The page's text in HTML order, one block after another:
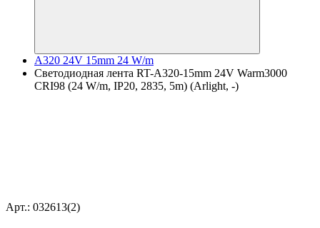
A320 24V 15mm 24 W/m
Светодиодная лента RT-A320-15mm 24V Warm3000
CRI98 (24 W/m, IP20, 2835, 5m) (Arlight, -)
Арт.: 032613(2)